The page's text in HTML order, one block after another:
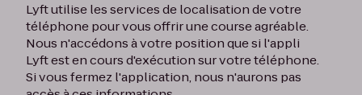
Lyft utilise les services de localisation de votre
téléphone pour vous offrir une course agréable.
Nous n'accédons à votre position que si l'appli
Lyft est en cours d'exécution sur votre téléphone.
Si vous fermez l'application, nous n'aurons pas